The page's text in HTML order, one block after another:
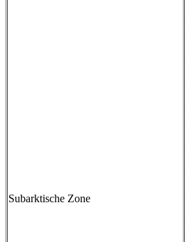
Subarktische Zone